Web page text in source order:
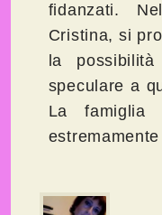
fidanzati.
Cristina, si
la
speculare a
La